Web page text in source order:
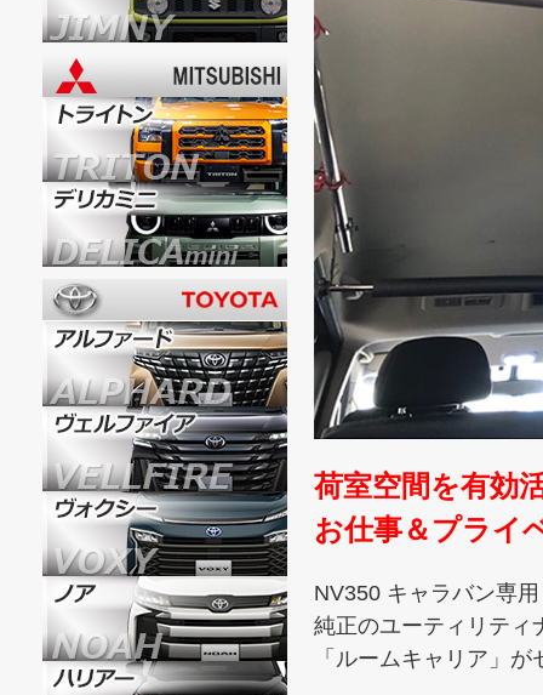
荷室空間を有効
お仕事＆プライ
NV350 キャラバン専
純正のユーティリティ
「ルームキャリア」